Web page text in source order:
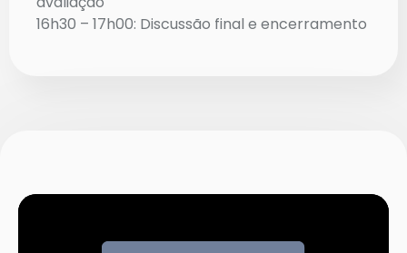
16h30 – 17h00: Discussão final e encerramento